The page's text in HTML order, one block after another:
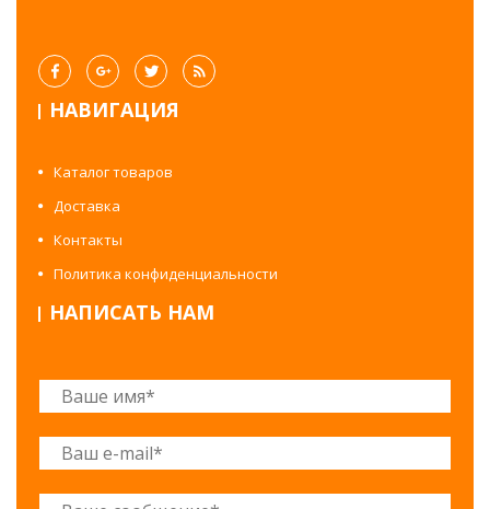
НАВИГАЦИЯ
Каталог товаров
Доставка
Контакты
Политика конфиденциальности
НАПИСАТЬ НАМ